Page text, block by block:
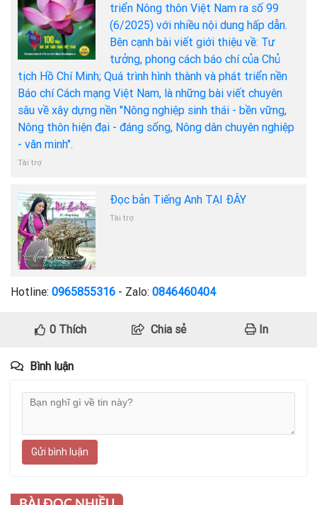
triển Nông thôn Việt Nam ra số 99
(6/2025) với nhiều nội dung hấp dẫn.
Bên cạnh bài viết giới thiệu về: Tư
tưởng, phong cách báo chí của Chủ
tịch Hồ Chí Minh; Quá trình hình thành và phát triển nền
Báo chí Cách mạng Việt Nam, là những bài viết chuyên
sâu về xây dựng nền "Nông nghiệp sinh thái - bền vững,
Nông thôn hiện đại - đáng sống, Nông dân chuyên nghiệp
- văn minh".
Tài trợ
Đọc bản Tiếng Anh TẠI ĐÂY
Tài trợ
Hotline: 0965855316 - Zalo: 0846460404
0Thích Chia sẻ In
Bình luận
Gửi bình luận